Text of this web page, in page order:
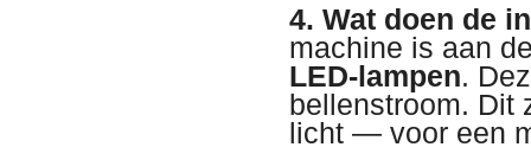
4. Wat doen de
machine is aan
LED-lampen.
bellenstroom. Dit
licht — voor een